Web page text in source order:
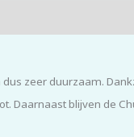
zeer duurzaam.
Daarnaast blijven de